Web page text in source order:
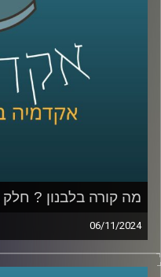
בסוגיות האלו ויותר נדון
וסגן הדיקן בבית ספר
של מרכז רובינשטיין
קרדיט תמונות:
מה קורה בלבנון ? חלק
06/11/2024
בפרק הקודם דיברנו על
האוכלוסייה, הסיבות